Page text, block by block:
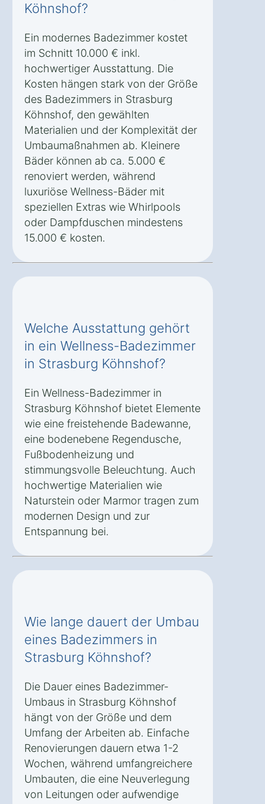
Köhnshof?
Ein modernes Badezimmer kostet
im Schnitt 10.000 € inkl.
hochwertiger Ausstattung. Die
Kosten hängen stark von der Größe
des Badezimmers in Strasburg
Köhnshof, den gewählten
Materialien und der Komplexität der
Umbaumaßnahmen ab. Kleinere
Bäder können ab ca. 5.000 €
renoviert werden, während
luxuriöse Wellness-Bäder mit
speziellen Extras wie Whirlpools
oder Dampfduschen mindestens
15.000 € kosten.
Welche Ausstattung gehört
in ein Wellness-Badezimmer
in Strasburg Köhnshof?
Ein Wellness-Badezimmer in
Strasburg Köhnshof bietet Elemente
wie eine freistehende Badewanne,
eine bodenebene Regendusche,
Fußbodenheizung und
stimmungsvolle Beleuchtung. Auch
hochwertige Materialien wie
Naturstein oder Marmor tragen zum
modernen Design und zur
Entspannung bei.
Wie lange dauert der Umbau
eines Badezimmers in
Strasburg Köhnshof?
Die Dauer eines Badezimmer-
Umbaus in Strasburg Köhnshof
hängt von der Größe und dem
Umfang der Arbeiten ab. Einfache
Renovierungen dauern etwa 1-2
Wochen, während umfangreichere
Umbauten, die eine Neuverlegung
von Leitungen oder aufwendige